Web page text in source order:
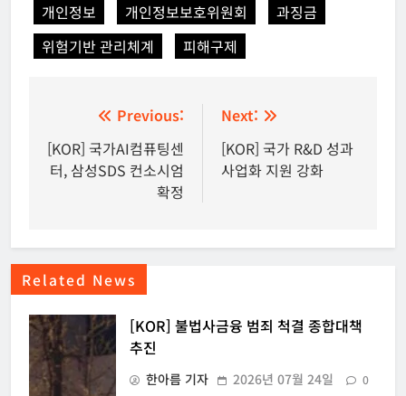
개인정보
개인정보보호위원회
과징금
위험기반 관리체계
피해구제
탐
색
Previous:
[KOR] 국가AI컴퓨팅센
터, 삼성SDS 컨소시엄
확정
Next:
[KOR] 국가 R&D 성과
사업화 지원 강화
Related News
[KOR] 불법사금융 범죄 척결 종합대책
추진
한아름 기자 2026년 07월 24일 0